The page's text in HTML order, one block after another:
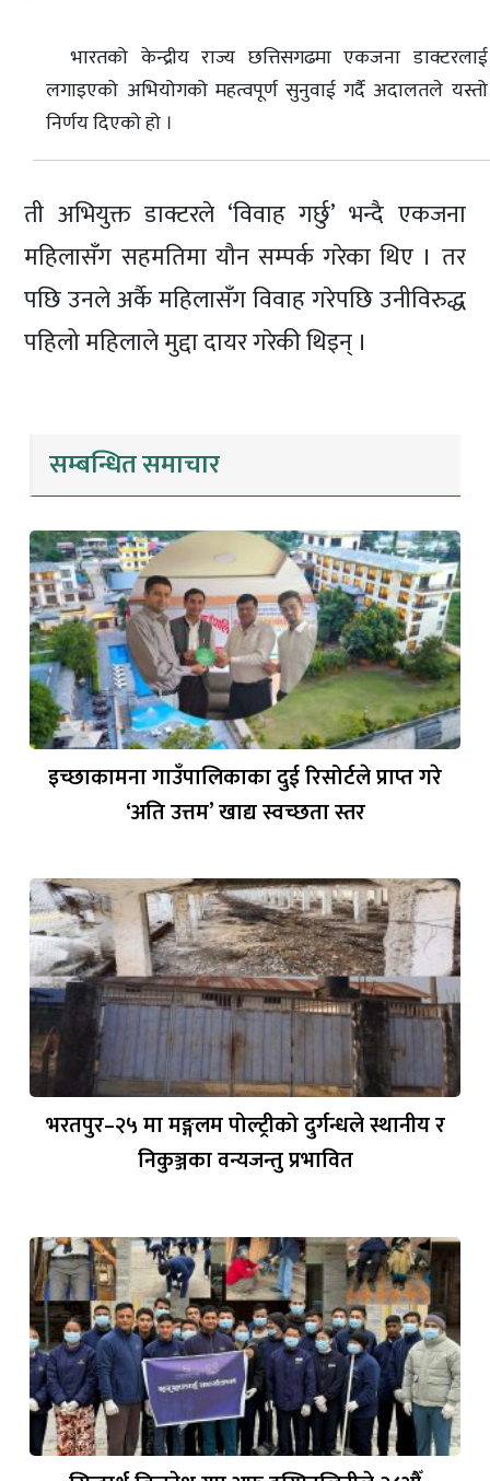
भारतको केन्द्रीय राज्य छत्तिसगढमा एकजना डाक्टरलाई
लगाइएको अभियोगको महत्वपूर्ण सुनुवाई गर्दै अदालतले यस्तो
निर्णय दिएको हो ।
ती अभियुक्त डाक्टरले ‘विवाह गर्छु’ भन्दै एकजना
महिलासँग सहमतिमा यौन सम्पर्क गरेका थिए । तर
पछि उनले अर्कै महिलासँग विवाह गरेपछि उनीविरुद्ध
पहिलो महिलाले मुद्दा दायर गरेकी थिइन् ।
सम्बन्धित समाचार
इच्छाकामना गाउँपालिकाका दुई रिसोर्टले प्राप्त गरे
‘अति उत्तम’ खाद्य स्वच्छता स्तर
भरतपुर–२५ मा मङ्गलम पोल्ट्रीको दुर्गन्धले स्थानीय र
निकुञ्जका वन्यजन्तु प्रभावित